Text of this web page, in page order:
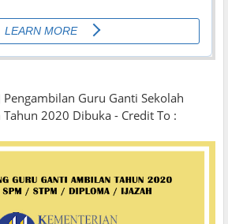
Pengambilan Guru Ganti Sekolah
2020 Dibuka - Credit To :